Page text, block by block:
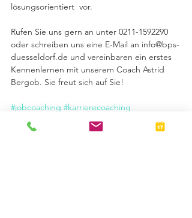
lösungsorientiert  vor.
Rufen Sie uns gern an unter 0211-1592290
oder schreiben uns eine E-Mail an info@bps-
duesseldorf.de und vereinbaren ein erstes
Kennenlernen mit unserem Coach Astrid
Bergob. Sie freut sich auf Sie!
#jobcoaching #karrierecoaching
#bewerbungscoaching #sozialcoaching
#bpscoaching
#onlinecoaching